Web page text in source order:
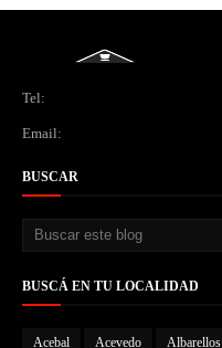
Tel:
Email:
BUSCAR
BUSCÁ EN TU LOCALIDAD
Acebal Acevedo Albarellos